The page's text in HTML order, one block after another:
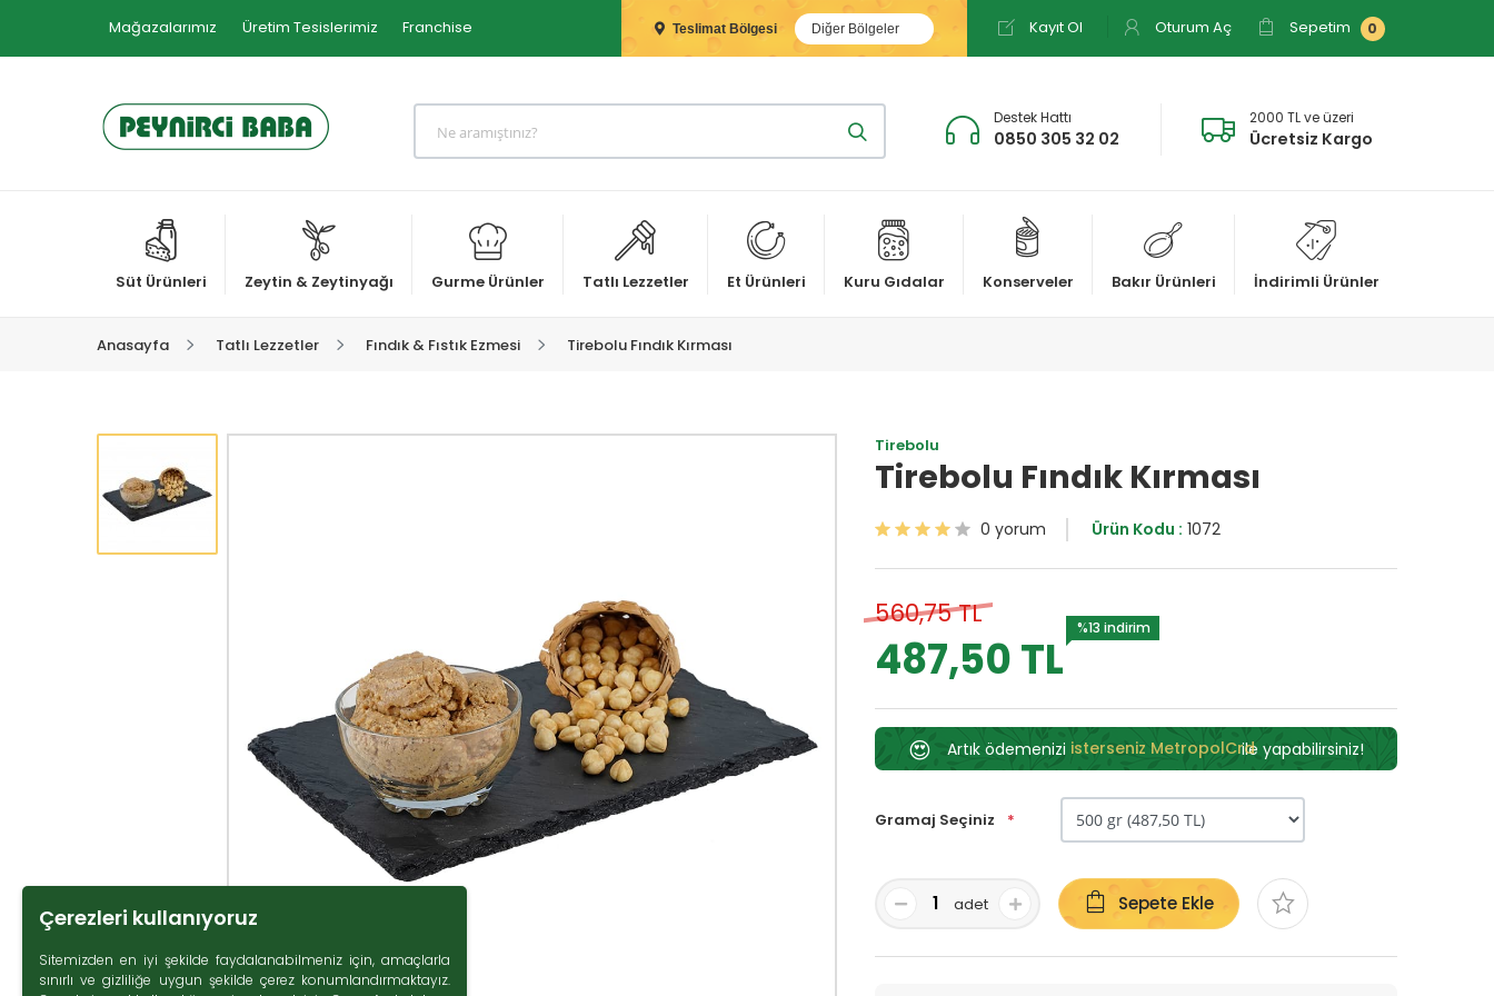
Mağazalarımız Üretim Tesislerimiz Franchise Teslimat Bölgesi Diğer Bölgeler Kayıt Ol Oturum Aç Sepetim 0
Destek Hattı
0850 305 32 02
2000 TL ve üzeri
Ücretsiz Kargo
Süt Ürünleri Zeytin & Zeytinyağı Gurme Ürünler Tatlı Lezzetler Et Ürünleri Kuru Gıdalar Konserveler Bakır Ürünleri İndirimli Ürünler
Anasayfa Tatlı Lezzetler Fındık & Fıstık Ezmesi Tirebolu Fındık Kırması
Tirebolu
Tirebolu Fındık Kırması
0 yorum Ürün Kodu : 1072
560,75 TL
487,50 TL
%13 indirim
😍 Artık ödemenizi isterseniz MetropolCrdile yapabilirsiniz!
Gramaj Seçiniz
adet Sepete Ekle
Çerezleri kullanıyoruz
Sitemizden en iyi şekilde faydalanabilmeniz için, amaçlarla
sınırlı ve gizliliğe uygun şekilde çerez konumlandırmaktayız.